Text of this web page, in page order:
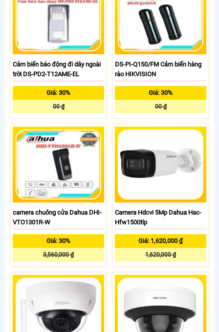
Cảm biến báo động đi dây ngoài
trời DS-PD2-T12AME-EL
Giá: 30%
00 ₫
DS-PI-Q150/FM Cảm biến hàng
rào HIKVISION
Giá: 30%
00 ₫
camera chuông cửa Dahua DHI-
VTO1301R-W
Giá: 30%
3,560,000 ₫
Camera Hdcvi 5Mp Dahua Hac-
Hfw1500tlp
Giá: 1,620,000 ₫
1,620,000 ₫